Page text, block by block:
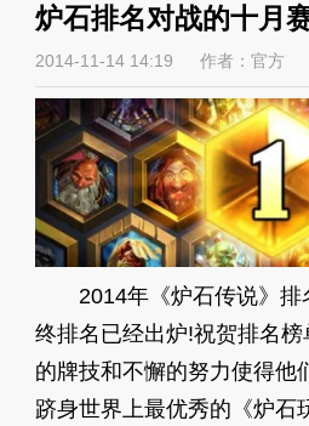
炉石排名对战的十月
2014-11-14 14:19 作者：官方
2014年《炉石传说》排
终排名已经出炉!祝贺排名
的牌技和不懈的努力使得他
跻身世界上最优秀的《炉石